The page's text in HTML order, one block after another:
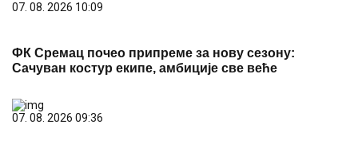
07. 08. 2026 10:09
ФК Сремац почео припреме за нову сезону:
Сачуван костур екипе, амбиције све веће
07. 08. 2026 09:36